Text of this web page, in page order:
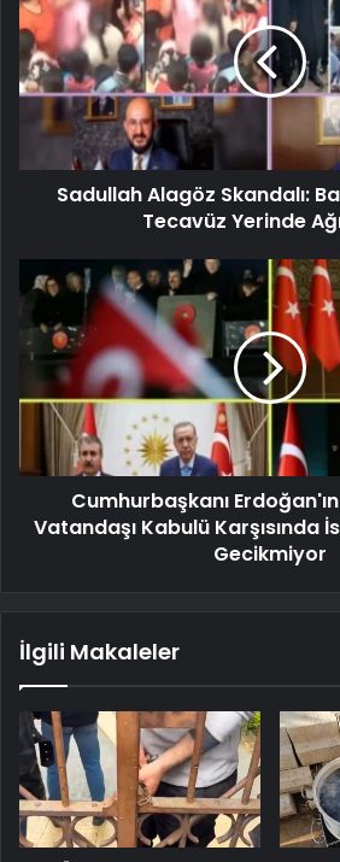
Sadullah Alagöz Skandalı:
Tecavüz Yerinde
Cumhurbaşkanı
Vatandaşı Kabulü Karşısında
Gecikmiyor
İlgili Makaleler